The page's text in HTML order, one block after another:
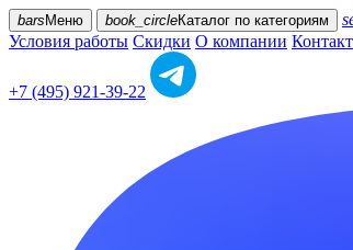
bars Меню book_circleКаталог по категориям
Условия работы Скидки О компании
+7 (495) 921-39-22